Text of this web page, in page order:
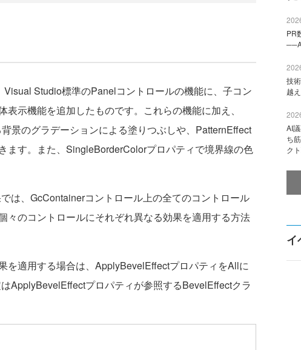
Studio標準のPanelコントロールの機能に、子コン
表示機能を追加したものです。これらの機能に加え、
景のグラデーションによる塗りつぶしや、PatternEffect
ます。また、SingleBorderColorプロパティで境界線の色
は、GcContainerコントロール上の全てのコントロール
々のコントロールにそれぞれ異なる効果を適用する方法
を適用する場合は、ApplyBevelEffectプロパティをAllに
ApplyBevelEffectプロパティが参照するBevelEffectクラ
PR
技
越
AI
ち
ク
イ